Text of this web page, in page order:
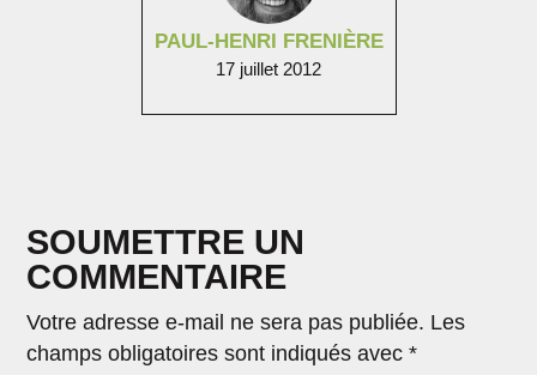
PAUL-HENRI FRENIÈRE
17 juillet 2012
SOUMETTRE UN
COMMENTAIRE
Votre adresse e-mail ne sera pas publiée. Les
champs obligatoires sont indiqués avec*